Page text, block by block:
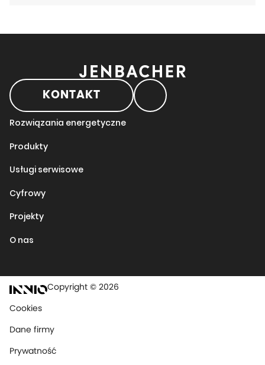
KONTAKT
Rozwiązania energetyczne
Produkty
Usługi serwisowe
Cyfrowy
Projekty
O nas
Copyright © 2026
Cookies
Dane firmy
Prywatność